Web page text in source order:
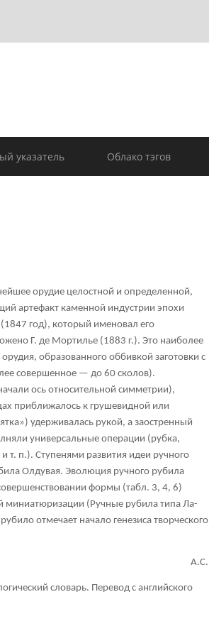
указатель Облако тэгов
орудие целостной и определенной,
артефакт каменной индустрии эпохи
год), который именовал его
Г. де Мортилье (1883 г.). Это наиболее
образованного оббивкой заготовки с
совершенное — до 60 сколов).
ось относительной симметрии),
приближалось к грушевидной или
удерживалась рукой, а заостренный
универсальные операции (рубка,
т. п.). Ступенями развития идеи ручного
Олдувая. Эволюция ручного рубила
формы (табл. 3, 4, 6)
(Ручные рубила типа Ла-
отмечает начало генезиса творческого
А.С.
словарь. Перевод с английского